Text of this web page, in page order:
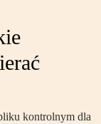
kontrolnym dla